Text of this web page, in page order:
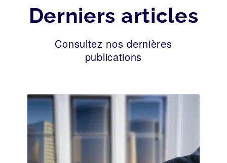
Derniers articles
Consultez nos dernières
publications